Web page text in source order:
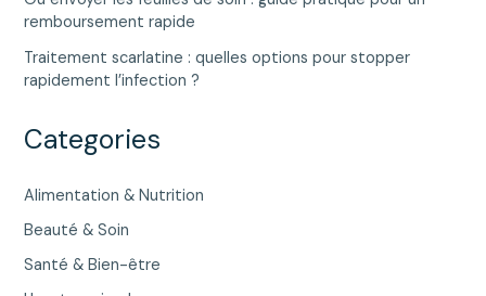
remboursement rapide
Traitement scarlatine : quelles options pour stopper
rapidement l’infection ?
Categories
Alimentation & Nutrition
Beauté & Soin
Santé & Bien-être